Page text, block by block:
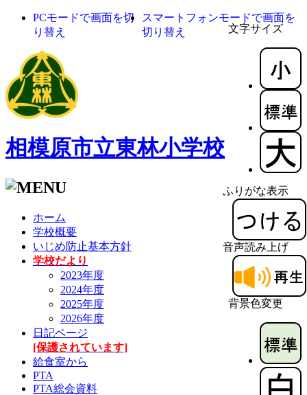
文字サイズ
ふりがな表示
音声読み上げ
背景色変更
PCモードで画面を切
り替え
スマートフォンモードで画面を
切り替え
相模原市立東林小学校
ホーム
学校概要
いじめ防止基本方針
学校だより
2023年度
2024年度
2025年度
2026年度
日記ページ
[保護されています]
給食室から
PTA
PTA総会資料